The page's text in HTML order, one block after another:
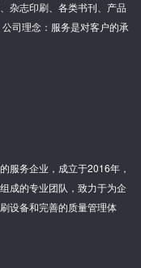
杂志印刷、各类书刊、产品
司理念：服务是对客户的承
服务企业，成立于2016年，
成的专业团队，致力于为企
设备和完善的质量管理体